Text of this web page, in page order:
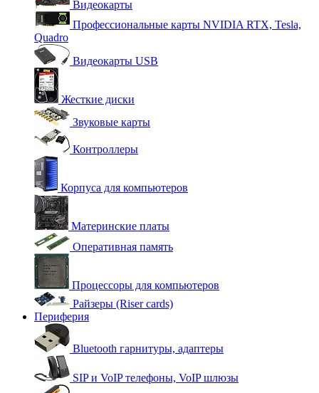
Видеокарты
Профессиональные карты NVIDIA RTX, Tesla,
Quadro
Видеокарты USB
Жесткие диски
Звуковые карты
Контроллеры
Корпуса для компьютеров
Материнские платы
Оперативная память
Процессоры для компьютеров
Райзеры (Riser cards)
Периферия
Bluetooth гарнитуры, адаптеры
SIP и VoIP телефоны, VoIP шлюзы